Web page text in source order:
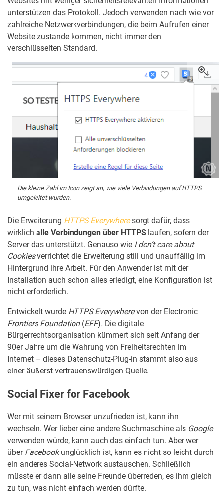
unterstützen das Protokoll. Jedoch verwenden nach wie vor
zahlreiche Netzwerkverbindungen, die beim Aufrufen einer
Website zustande kommen, nicht immer den
verschlüsselten Standard.
Die kleine Zahl im Icon zeigt an, wie viele Verbindungen auf HTTPS
umgeleitet wurden.
Die Erweiterung HTTPS Everywheresorgt dafür, dass
wirklich alle Verbindungen über HTTPS laufen, sofern der
Server das unterstützt. Genauso wie I don’t care about
Cookiesverrichtet die Erweiterung still und unauffällig im
Hintergrund ihre Arbeit. Für den Anwender ist mit der
Installation auch schon alles erledigt, eine Konfiguration ist
nicht erforderlich.
Entwickelt wurde HTTPS Everywherevon der Electronic
Frontiers Foundation (EFF). Die digitale
Bürgerrechtsorganisation kümmert sich seit Anfang der
90er Jahre um die Wahrung von Freiheitsrechten im
Internet – dieses Datenschutz-Plug-in stammt also aus
einer äußerst vertrauenswürdigen Quelle.
Social Fixer for Facebook
Wer mit seinem Browser unzufrieden ist, kann ihn
wechseln. Wer lieber eine andere Suchmaschine als Google
verwenden würde, kann auch das einfach tun. Aber wer
über Facebookunglücklich ist, kann es nicht so leicht durch
ein anderes Social-Network austauschen. Schließlich
müsste er dann alle seine Freunde überreden, es ihm gleich
zu tun, was nicht einfach werden dürfte.